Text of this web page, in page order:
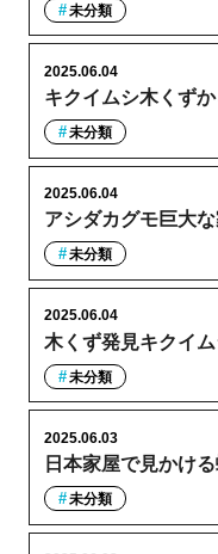
未分類
キクイムシ木くず
2025.06.04
未分類
アシダカグモ巨大
2025.06.04
未分類
木くず発見キクイ
2025.06.04
未分類
日本家屋で見かけ
2025.06.03
未分類